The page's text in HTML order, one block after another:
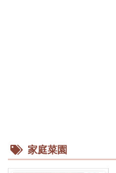
家庭菜園